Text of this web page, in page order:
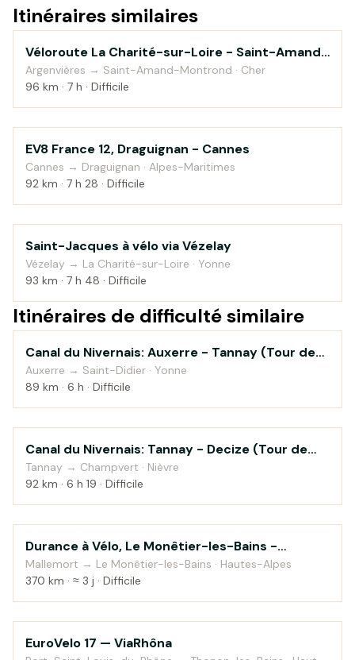
Vélo de voyage
Vélo enfant
Itinéraires similaires
Au fil de l'eau
Véloroute La Charité-sur-Loire - Saint-Amand-
Montrond
Argenvières → Saint-Amand-Montrond · Cher
96 km · 7 h · Difficile
Campagne
EV8 France 12, Draguignan - Cannes
Cannes → Draguignan · Alpes-Maritimes
92 km · 7 h 28 · Difficile
Campagne
Saint-Jacques à vélo via Vézelay
Vézelay → La Charité-sur-Loire · Yonne
93 km · 7 h 48 · Difficile
Itinéraires de difficulté similaire
Au fil de l'eau
Canal du Nivernais: Auxerre - Tannay (Tour de
Bourgogne à vélo)
Auxerre → Saint-Didier · Yonne
89 km · 6 h · Difficile
Au fil de l'eau
Canal du Nivernais: Tannay - Decize (Tour de
Bourgogne à vélo)
Tannay → Champvert · Nièvre
92 km · 6 h 19 · Difficile
Au fil de l'eau
Durance à Vélo, Le Monêtier-les-Bains -
Sisteron
Mallemort → Le Monêtier-les-Bains · Hautes-Alpes
370 km · ≈ 3 j · Difficile
Au fil de l'eau
EuroVelo 17 — ViaRhôna